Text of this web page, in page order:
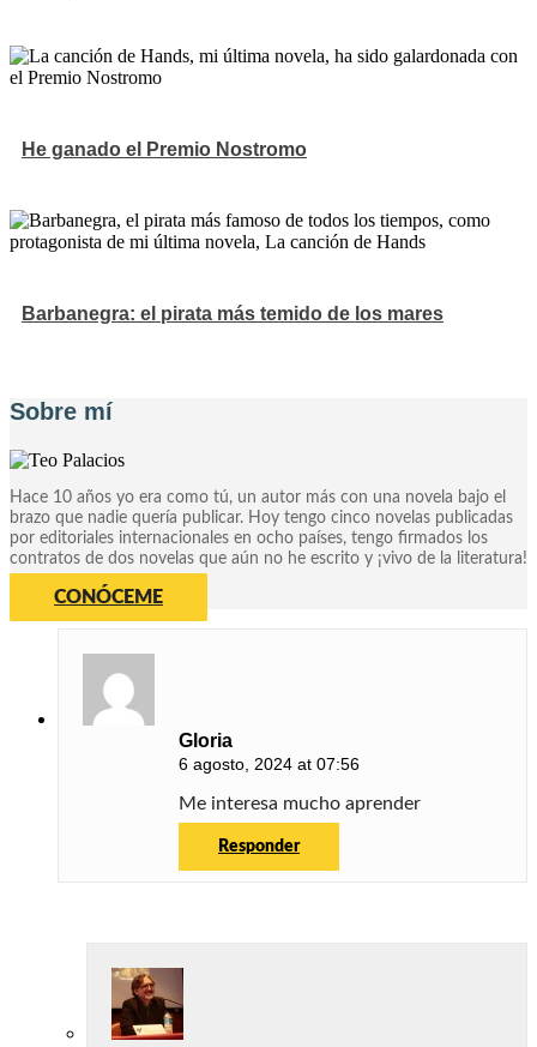
He ganado el Premio Nostromo
Barbanegra: el pirata más temido de los mares
Sobre mí
Hace 10 años yo era como tú, un autor más con una novela bajo el
brazo que nadie quería publicar. Hoy tengo cinco novelas publicadas
por editoriales internacionales en ocho países, tengo firmados los
contratos de dos novelas que aún no he escrito y ¡vivo de la literatura!
CONÓCEME
Gloria
6 agosto, 2024 at 07:56
Me interesa mucho aprender
Responder